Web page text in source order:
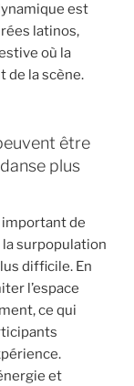
est
latinos,
où la
de la scène.
être
plus
important de
surpopulation
difficile. En
l’espace
ce qui
et